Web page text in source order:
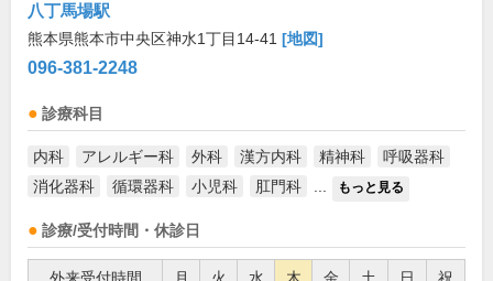
八丁馬場駅
熊本県熊本市中央区神水1丁目14-41 [地図]
096-381-2248
診療科目
内科 アレルギー科 外科 漢方内科 精神科
呼吸器科
消化器科
循環器科 小児科 肛門科 もっと見る
診療/受付時間・休診日